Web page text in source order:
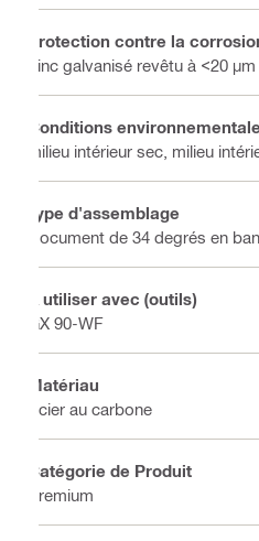
Protection contre la
Zinc galvanisé revêtu à <20 µm
Conditions
milieu intérieur sec, milieu
Type d'assemblage
Document de 34 degrés en
À utiliser avec (outils)
GX 90-WF
Matériau
Acier au carbone
Catégorie de Produit
Premium